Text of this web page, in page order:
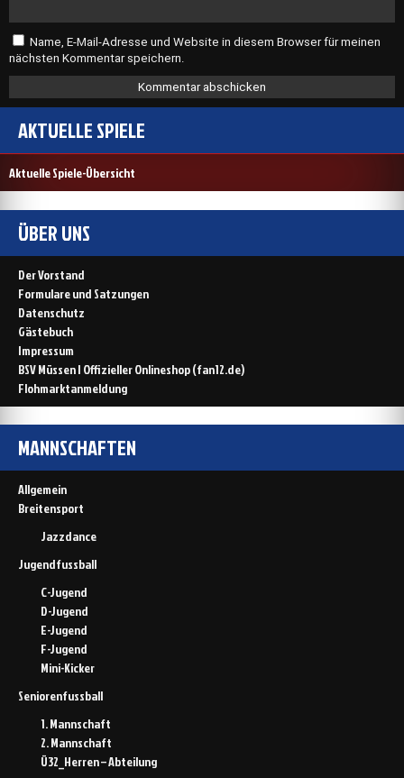
Name, E-Mail-Adresse und Website in diesem Browser für meinen
nächsten Kommentar speichern.
AKTUELLE SPIELE
Aktuelle Spiele-Übersicht
ÜBER UNS
Der Vorstand
Formulare und Satzungen
Datenschutz
Gästebuch
Impressum
BSV Müssen | Offizieller Onlineshop (fan12.de)
Flohmarktanmeldung
MANNSCHAFTEN
Allgemein
Breitensport
Jazzdance
Jugendfussball
C-Jugend
D-Jugend
E-Jugend
F-Jugend
Mini-Kicker
Seniorenfussball
1. Mannschaft
2. Mannschaft
Ü32_Herren – Abteilung